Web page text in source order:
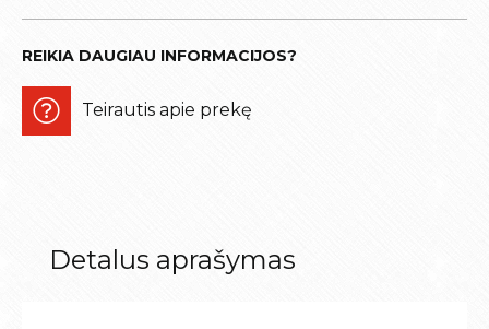
REIKIA DAUGIAU INFORMACIJOS?
Teirautis apie prekę
Detalus aprašymas